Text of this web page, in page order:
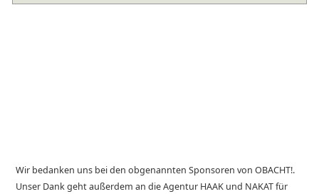
Wir bedanken uns bei den obgenannten Sponsoren von OBACHT!.
Unser Dank geht außerdem an die Agentur HAAK und NAKAT für